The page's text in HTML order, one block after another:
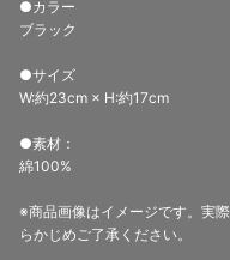
●カラー
ブラック
●サイズ
W:約23cm × H:約17cm
●素材：
綿100%
※商品画像はイメージです。実
らかじめご了承ください。